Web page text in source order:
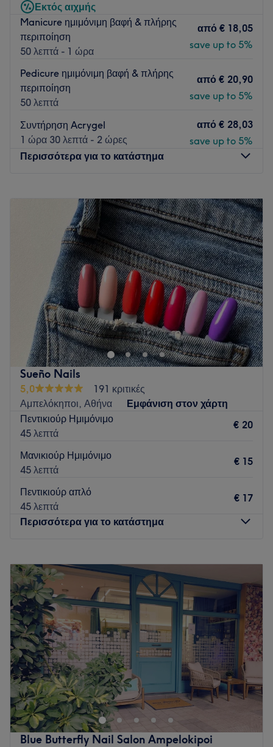
Το κατάστημα είναι προσβάσιμο με το μετρό στη στάση
"Πανόρμου" και με λεωφορεία.
Η ομάδα:
ανάγκες του κάθε πελάτη.
Τι μας αρέσει:
Ειδικεύονται σε: Κομμωτική, μανικιούρ, πεντικιούρ.
Προϊόντα: Gellie, Kyana, L'Oréal, Mixcoco, Olaplex, Orly,
Paul Mitchell, Schwarzkopf, Wella.
Εκτός αιχμής
Manicure ημιμόνιμη βαφή & πλήρης
περιποίηση
50 λεπτά - 1 ώρα
από € 18,05
save up to 5%
Pedicure ημιμόνιμη βαφή & πλήρης
περιποίηση
50 λεπτά
από € 20,90
save up to 5%
Συντήρηση Acrygel
1 ώρα 30 λεπτά - 2 ώρες
από € 28,03
save up to 5%
Περισσότερα για το κατάστημα
09:00–21:00
09:00–21:00
09:00–21:00
Παρασκευή
09:00–21:00
Σάββατο
09:00–17:00
Κυριακή
Κλειστό
Στο κατάστημα της Nails 4 You στους Αμπελόκηπους
παρέχονται υπηρεσίες απλού και ημιμόνιμου μανικιούρ και
πεντικιούρ, τεχνητών νυχιών (με ακρυλικό, gel ή acrygel),
θεραπευτικό πεντικιούρ, αλλά και υπηρεσίες αποτρίχωσης
σε σώμα και πρόσωπο.
Go to venue
Sueño Nails
5,0
191 κριτικές
Αμπελόκηποι, Αθήνα
Εμφάνιση στον χάρτη
Πεντικιούρ Ημιμόνιμο
45 λεπτά
€ 20
Μανικιούρ Ημιμόνιμο
45 λεπτά
€ 15
Πεντικιούρ απλό
45 λεπτά
€ 17
Περισσότερα για το κατάστημα
Τρίτη
Τετάρτη
11:00– 21:00
Πέμπτη
11:00–21:00
Παρασκευή
11:00–21:00
Σάββατο
09:00
17:00
Κυριακή
Κλειστό
Go to venue
Blue Butterfly Nail Salon Ampelokipoi